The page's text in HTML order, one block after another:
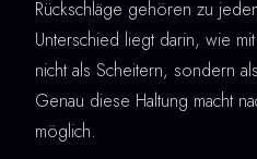
Rückschläge gehören zu
Unterschied liegt darin, wie
nicht als Scheitern, sondern
Genau diese Haltung macht
möglich.